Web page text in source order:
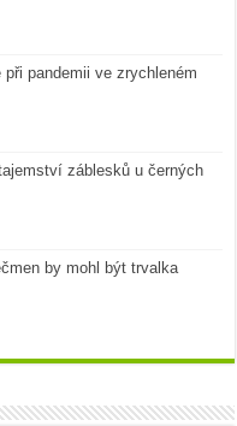
pandemii ve zrychleném
záblesků u černých
by mohl být trvalka